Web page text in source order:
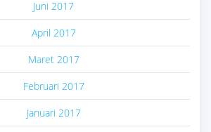
Juni 2017
April 2017
Maret 2017
Februari 2017
Januari 2017